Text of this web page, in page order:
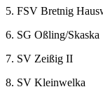
5. FSV Bretnig
6. SG Oßling/Skaska
7. SV Zeißig II
8. SV Kleinwelka